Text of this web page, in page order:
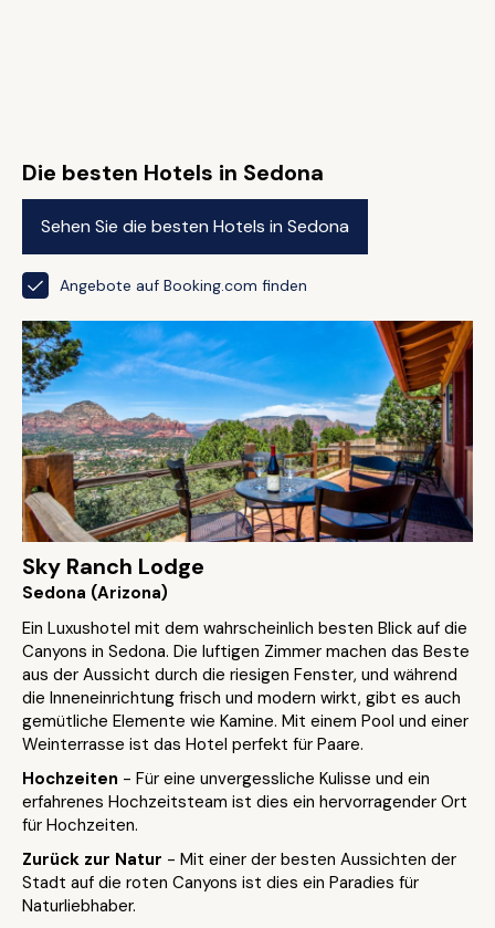
Die besten Hotels in Sedona
Sehen Sie die besten Hotels in Sedona
Angebote auf Booking.com finden
Sky Ranch Lodge
Sedona (Arizona)
Ein Luxushotel mit dem wahrscheinlich besten Blick auf die
Canyons in Sedona. Die luftigen Zimmer machen das Beste
aus der Aussicht durch die riesigen Fenster, und während
die Inneneinrichtung frisch und modern wirkt, gibt es auch
gemütliche Elemente wie Kamine. Mit einem Pool und einer
Weinterrasse ist das Hotel perfekt für Paare.
Hochzeiten - Für eine unvergessliche Kulisse und ein
erfahrenes Hochzeitsteam ist dies ein hervorragender Ort
für Hochzeiten.
Zurück zur Natur - Mit einer der besten Aussichten der
Stadt auf die roten Canyons ist dies ein Paradies für
Naturliebhaber.